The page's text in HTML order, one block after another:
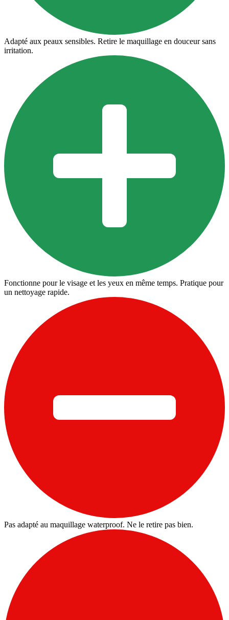
Adapté aux peaux sensibles. Retire le maquillage en douceur sans
irritation.
Fonctionne pour le visage et les yeux en même temps. Pratique pour
un nettoyage rapide.
Pas adapté au maquillage waterproof. Ne le retire pas bien.